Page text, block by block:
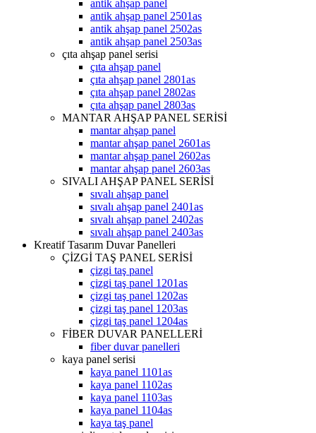
antik ahşap panel
antik ahşap panel 2501as
antik ahşap panel 2502as
antik ahşap panel 2503as
çıta ahşap panel serisi
çıta ahşap panel
çıta ahşap panel 2801as
çıta ahşap panel 2802as
çıta ahşap panel 2803as
MANTAR AHŞAP PANEL SERİSİ
mantar ahşap panel
mantar ahşap panel 2601as
mantar ahşap panel 2602as
mantar ahşap panel 2603as
SIVALI AHŞAP PANEL SERİSİ
sıvalı ahşap panel
sıvalı ahşap panel 2401as
sıvalı ahşap panel 2402as
sıvalı ahşap panel 2403as
Kreatif Tasarım Duvar Panelleri
ÇİZGİ TAŞ PANEL SERİSİ
çizgi taş panel
çizgi taş panel 1201as
çizgi taş panel 1202as
çizgi taş panel 1203as
çizgi taş panel 1204as
FİBER DUVAR PANELLERİ
fiber duvar panelleri
kaya panel serisi
kaya panel 1101as
kaya panel 1102as
kaya panel 1103as
kaya panel 1104as
kaya taş panel